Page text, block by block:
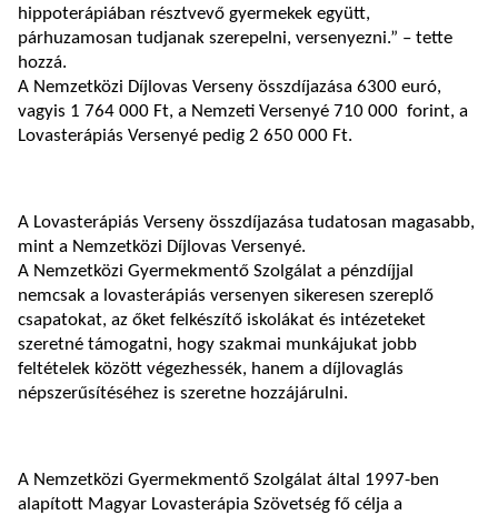
hippoterápiában résztvevő gyermekek együtt,
párhuzamosan tudjanak szerepelni, versenyezni.” – tette
hozzá.
A Nemzetközi Díjlovas Verseny összdíjazása 6300 euró,
vagyis 1 764 000 Ft, a Nemzeti Versenyé 710 000 forint, a
Lovasterápiás Versenyé pedig 2 650 000 Ft.
A Lovasterápiás Verseny összdíjazása tudatosan magasabb,
mint a Nemzetközi Díjlovas Versenyé.
A Nemzetközi Gyermekmentő Szolgálat a pénzdíjjal
nemcsak a lovasterápiás versenyen sikeresen szereplő
csapatokat, az őket felkészítő iskolákat és intézeteket
szeretné támogatni, hogy szakmai munkájukat jobb
feltételek között végezhessék, hanem a díjlovaglás
népszerűsítéséhez is szeretne hozzájárulni.
A Nemzetközi Gyermekmentő Szolgálat által 1997-ben
alapított Magyar Lovasterápia Szövetség fő célja a